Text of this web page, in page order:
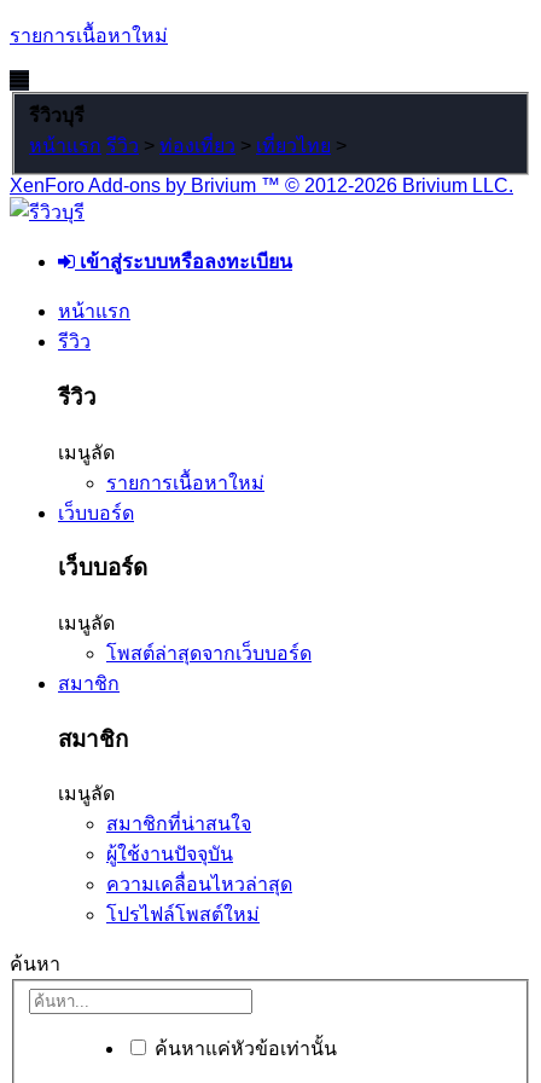
รายการเนื้อหาใหม่
รีวิวบุรี
หน้าแรก รีวิว > ท่องเที่ยว > เที่ยวไทย >
XenForo Add-ons by Brivium ™ © 2012-2026 Brivium LLC.
เข้าสู่ระบบหรือลงทะเบียน
หน้าแรก
รีวิว
รีวิว
เมนูลัด
รายการเนื้อหาใหม่
เว็บบอร์ด
เว็บบอร์ด
เมนูลัด
โพสต์ล่าสุดจากเว็บบอร์ด
สมาชิก
สมาชิก
เมนูลัด
สมาชิกที่น่าสนใจ
ผู้ใช้งานปัจจุบัน
ความเคลื่อนไหวล่าสุด
โปรไฟล์โพสต์ใหม่
ค้นหา
ค้นหาแค่หัวข้อเท่านั้น